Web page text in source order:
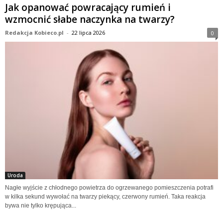
Jak opanować powracający rumień i
wzmocnić słabe naczynka na twarzy?
Redakcja Kobieco.pl - 22 lipca 2026 0
Uroda
Nagłe wyjście z chłodnego powietrza do ogrzewanego pomieszczenia potrafi
w kilka sekund wywołać na twarzy piekący, czerwony rumień. Taka reakcja
bywa nie tylko krępująca...